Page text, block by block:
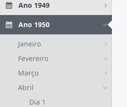
Ano 1949
Ano 1950
Janeiro
Fevereiro
Março
Abril
Dia 1